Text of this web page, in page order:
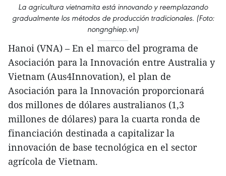
La agricultura vietnamita está innovando y reemplazando
gradualmente los métodos de producción tradicionales. (Foto:
nongnghiep.vn)
Hanoi (VNA) – En el marco del programa de
Asociación para la Innovación entre Australia y
Vietnam (Aus4Innovation), el plan de
Asociación para la Innovación proporcionará
dos millones de dólares australianos (1,3
millones de dólares) para la cuarta ronda de
financiación destinada a capitalizar la
innovación de base tecnológica en el sector
agrícola de Vietnam.